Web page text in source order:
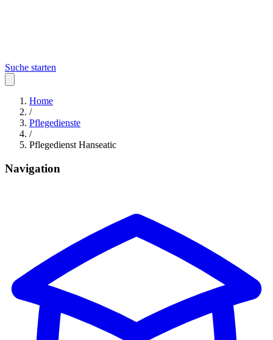
Suche starten
Home
/
Pflegedienste
/
Pflegedienst Hanseatic
Navigation